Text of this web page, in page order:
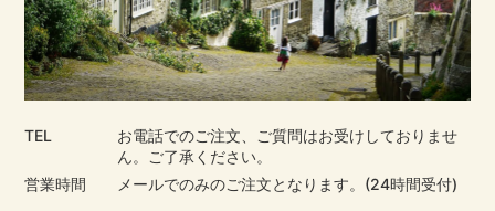
TEL
お電話でのご注文、ご質問はお受けしておりませ
ん。ご了承ください。
営業時間
メールでのみのご注文となります。(24時間受付)